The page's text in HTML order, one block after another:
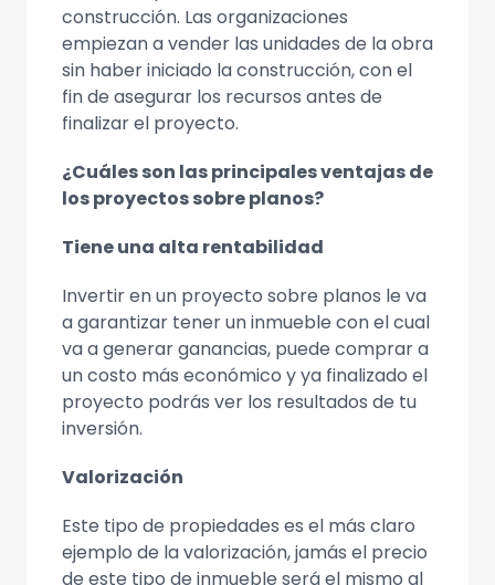
construcción. Las organizaciones
empiezan a vender las unidades de la obra
sin haber iniciado la construcción, con el
fin de asegurar los recursos antes de
finalizar el proyecto.
¿Cuáles son las principales ventajas de
los proyectos sobre planos?
Tiene una alta rentabilidad
Invertir en un proyecto sobre planos le va
a garantizar tener un inmueble con el cual
va a generar ganancias, puede comprar a
un costo más económico y ya finalizado el
proyecto podrás ver los resultados de tu
inversión.
Valorización
Este tipo de propiedades es el más claro
ejemplo de la valorización, jamás el precio
de este tipo de inmueble será el mismo al